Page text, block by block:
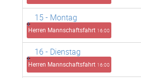
15 - Montag
Herren Mannschaftsfahrt 16:00
16 - Dienstag
Herren Mannschaftsfahrt 16:00